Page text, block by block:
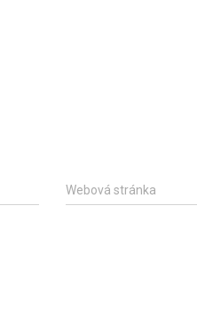
Webová stránka